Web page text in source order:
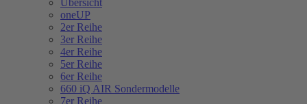
Übersicht
oneUP
2er Reihe
3er Reihe
4er Reihe
5er Reihe
6er Reihe
660 iQ AIR Sondermodelle
7er Reihe